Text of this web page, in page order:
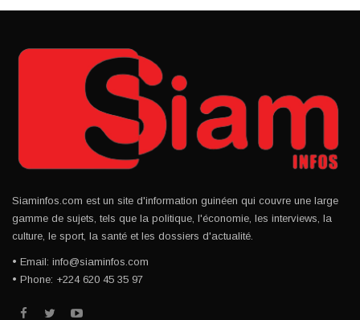
Siaminfos.com est un site d'information guinéen qui couvre une large
gamme de sujets, tels que la politique, l'économie, les interviews, la
culture, le sport, la santé et les dossiers d'actualité.
• Email: info@siaminfos.com
• Phone: +224 620 45 35 97